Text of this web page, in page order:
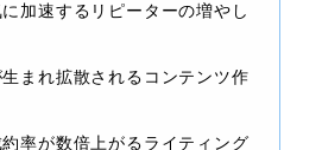
に加速するリピーターの増やし
生まれ拡散されるコンテンツ作
約率が数倍上がるライティング